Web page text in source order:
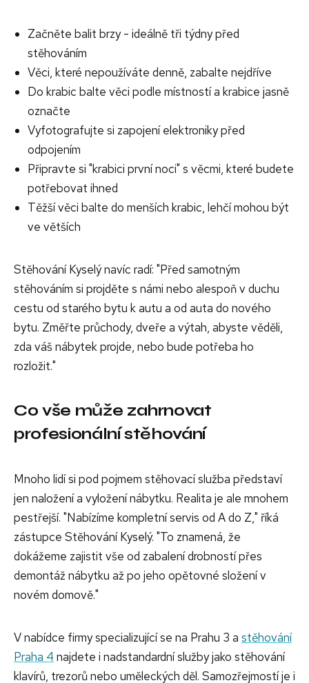
Začněte balit brzy - ideálně tři týdny před
stěhováním
Věci, které nepoužíváte denně, zabalte nejdříve
Do krabic balte věci podle místností a krabice jasně
označte
Vyfotografujte si zapojení elektroniky před
odpojením
Připravte si "krabici první noci" s věcmi, které budete
potřebovat ihned
Těžší věci balte do menších krabic, lehčí mohou být
ve větších
Stěhování Kyselý navíc radí: "Před samotným
stěhováním si projděte s námi nebo alespoň v duchu
cestu od starého bytu k autu a od auta do nového
bytu. Změřte průchody, dveře a výtah, abyste věděli,
zda váš nábytek projde, nebo bude potřeba ho
rozložit."
Co vše může zahrnovat
profesionální stěhování
Mnoho lidí si pod pojmem stěhovací služba představí
jen naložení a vyložení nábytku. Realita je ale mnohem
pestřejší. "Nabízíme kompletní servis od A do Z," říká
zástupce Stěhování Kyselý. "To znamená, že
dokážeme zajistit vše od zabalení drobností přes
demontáž nábytku až po jeho opětovné složení v
novém domově."
V nabídce firmy specializující se na Prahu 3 a stěhování
Praha 4 najdete i nadstandardní služby jako stěhování
klavírů, trezorů nebo uměleckých děl. Samozřejmostí je i